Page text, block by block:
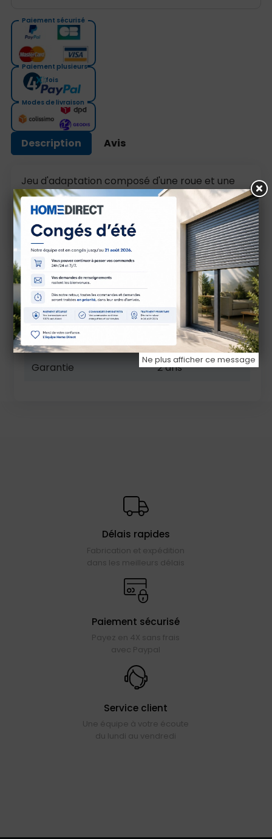
Paiement sécurisé
Paiement plusieurs
fois
Modes de livraison
Description Avis
Jeu d'adaptation composé d'une roue et une
couronne pour le tube Octo 60.
Jeu d'adaptation compatible avec les moteurs
somfy diamètre 50 uniquement.
Caractéristiques techniques
Marque
Somfy
Référence
9410418
Garantie
2 ans
Délais rapides
Fabrication et expédition
dans les meilleurs délais
Paiement sécurisé
Payez en 4X sans frais
avec Paypal
Service client
Une équipe à votre écoute
du lundi au vendredi
Ne plus afficher ce message